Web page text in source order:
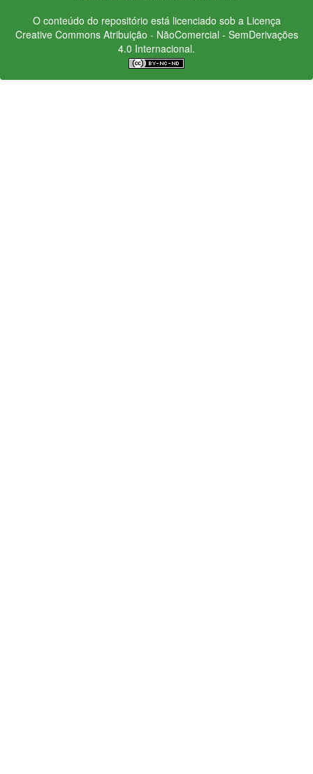
O conteúdo do repositório está licenciado sob a Licença
Creative CommonsAtribuição - NãoComercial - SemDerivações
4.0 Internacional.